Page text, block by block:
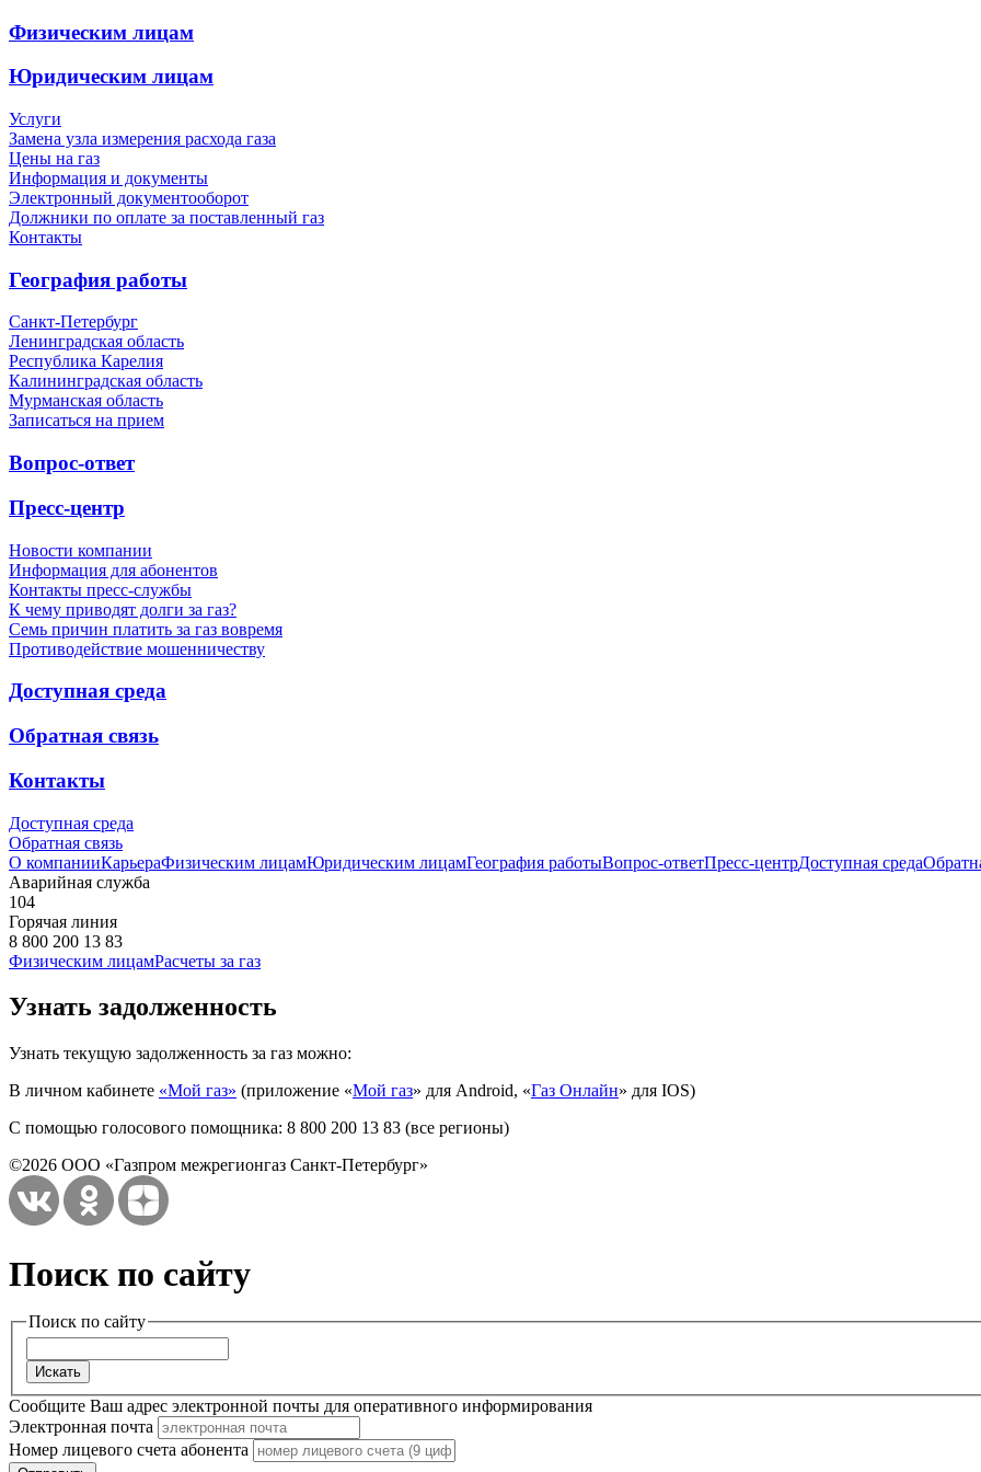
Физическим лицам
Юридическим лицам
Услуги
Замена узла измерения расхода газа
Цены на газ
Информация и документы
Электронный документооборот
Должники по оплате за поставленный газ
Контакты
География работы
Санкт-Петербург
Ленинградская область
Республика Карелия
Калининградская область
Мурманская область
Записаться на прием
Вопрос-ответ
Пресс-центр
Новости компании
Информация для абонентов
Контакты пресс-службы
К чему приводят долги за газ?
Семь причин платить за газ вовремя
Противодействие мошенничеству
Доступная среда
Обратная связь
Контакты
Доступная среда
Обратная связь
О компанииКарьераФизическим лицамЮридическим лицамГеография работыВопрос-ответПресс-центрДоступная среда
Аварийная служба
104
Горячая линия
8 800 200 13 83
Физическим лицамРасчеты за газ
Узнать задолженность
Узнать текущую задолженность за газ можно:
В личном кабинете «Мой газ» (приложение «Мой газ» для Android, «Газ Онлайн» для IOS)
С помощью голосового помощника: 8 800 200 13 83 (все регионы)
©2026 ООО «Газпром межрегионгаз Санкт-Петербург»
Поиск по сайту
Поиск по сайту
Сообщите Ваш адрес электронной почты для оперативного информирования
Электронная почта
Номер лицевого счета абонента